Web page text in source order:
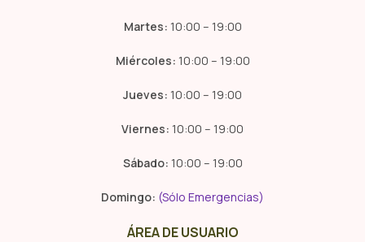
Martes: 10:00 – 19:00
Miércoles: 10:00 – 19:00
Jueves: 10:00 – 19:00
Viernes: 10:00 – 19:00
Sábado: 10:00 – 19:00
Domingo: (Sólo Emergencias)
ÁREA DE USUARIO